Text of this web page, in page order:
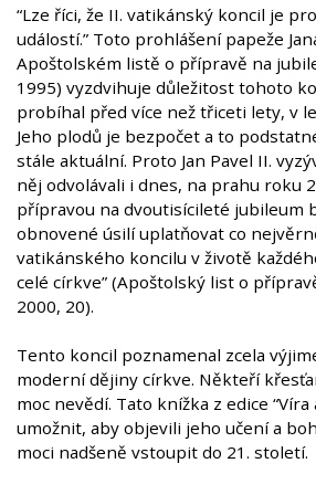
“Lze říci, že II. vatikánský koncil je
událostí.” Toto prohlášení papeže
Apoštolském listě o přípravě na
1995) vyzdvihuje důležitost tohoto
probíhal před více než třiceti lety, v
Jeho plodů je bezpočet a to
stále aktuální. Proto Jan Pavel II.
něj odvolávali i dnes, na prahu roku
přípravou na dvoutisícileté jubileum
obnovené úsilí uplatňovat co
vatikánského koncilu v životě
celé církve” (Apoštolský list o
2000, 20).
Tento koncil poznamenal zcela
moderní dějiny církve. Někteří
moc nevědí. Tato knížka z edice
umožnit, aby objevili jeho učení a
moci nadšeně vstoupit do 21. století.